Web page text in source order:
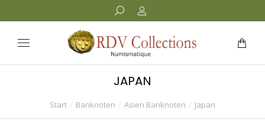
JAPAN
Sie befinden sich hier:
Start Banknoten Asien Banknoten Japan